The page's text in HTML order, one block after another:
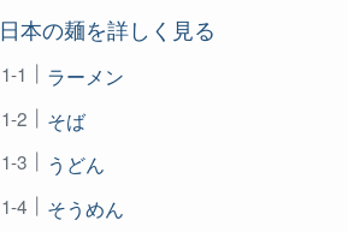
日本の麺を詳しく見る
ラーメン
そば
うどん
そうめん